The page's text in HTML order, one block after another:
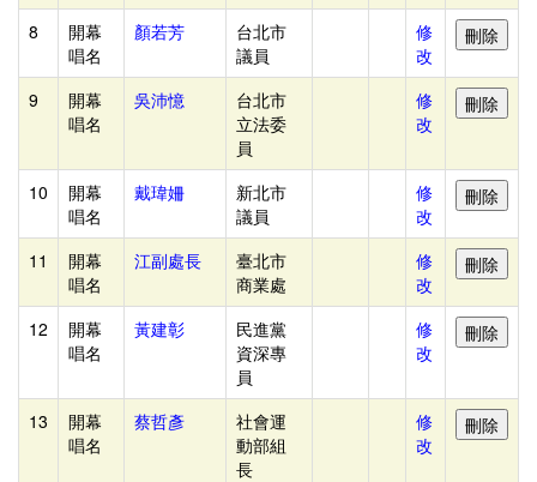
流
日
本
短
期
實
習
日
本
最
新
商
品
8
開幕
唱名
顏若芳
台北市
議員
修
改
9
開幕
唱名
吳沛憶
台北市
立法委
員
修
改
10
開幕
唱名
戴瑋姍
新北市
議員
修
改
11
開幕
唱名
江副處長
臺北市
商業處
修
改
12
開幕
唱名
黃建彰
民進黨
資深專
員
修
改
13
開幕
唱名
蔡哲彥
社會運
動部組
長
修
改